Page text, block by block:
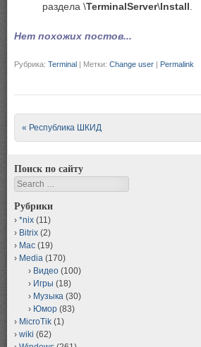
раздела \TerminalServer\Install
Нет похожих постов...
Рубрика: Terminal | Метки: Change user | Permalink
Post navigation
« Республика ШКИД
Поиск по сайту
Search
Рубрики
*nix (11)
Bitrix (2)
Mac (19)
Media (170)
Видео (100)
Игры (18)
Музыка (30)
Юмор (83)
MicroTik (1)
wiki (62)